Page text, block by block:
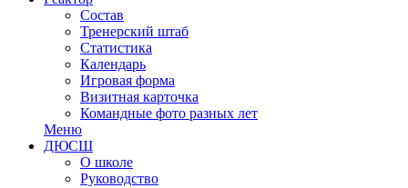
Состав
Тренерский штаб
Статистика
Календарь
Игровая форма
Визитная карточка
Командные фото разных лет
Меню
ДЮСШ
О школе
Руководство